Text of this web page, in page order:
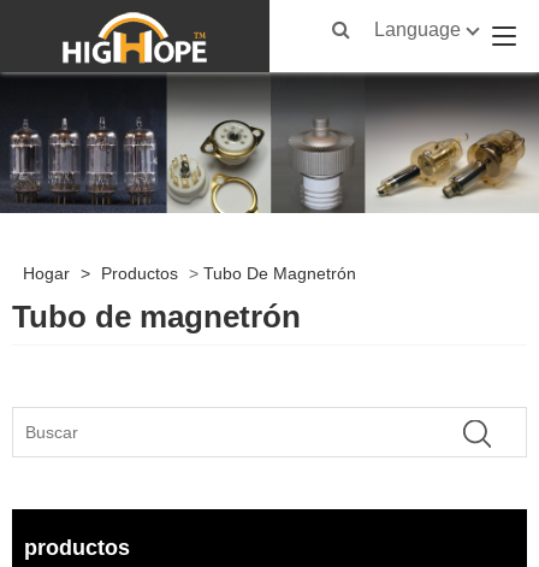
Language
Hogar > Productos > Tubo De Magnetrón
Tubo de magnetrón
productos